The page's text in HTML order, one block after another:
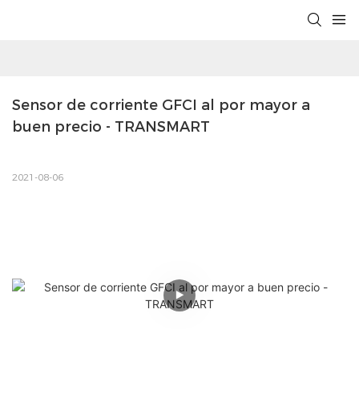
Sensor de corriente GFCI al por mayor a
buen precio - TRANSMART
2021-08-06